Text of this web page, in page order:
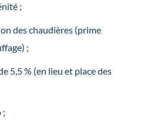
;
des chaudières (prime
;
5,5 % (en lieu et place des
;